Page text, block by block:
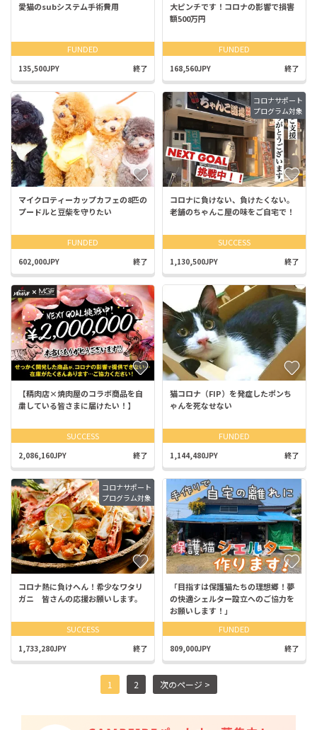
愛猫のsubシステム手術費用
FUNDED
135,500JPY 終了
大ピンチです！コロナの影響で損害
額500万円
FUNDED
168,560JPY 終了
マイクロティーカップカフェの8匹の
プードルと豆柴を守りたい
FUNDED
602,000JPY 終了
コロナサポート
プログラム対象
コロナに負けない、負けたくない。
老舗のちゃんこ屋の味をご自宅で！
SUCCESS
1,130,500JPY 終了
【精肉店×焼肉屋のコラボ商品を自
粛している皆さまに届けたい！】
SUCCESS
2,086,160JPY 終了
猫コロナ（FIP）を発症したポンち
ゃんを死なせない
FUNDED
1,144,480JPY 終了
コロナサポート
プログラム対象
コロナ熱に負けへん！希少なワタリ
ガニ 皆さんの応援お願いします。
SUCCESS
1,733,280JPY 終了
「目指すは保護猫たちの理想郷！夢
の快適シェルター設立へのご協力を
お願いします！」
FUNDED
809,000JPY 終了
1 2 次のページ >